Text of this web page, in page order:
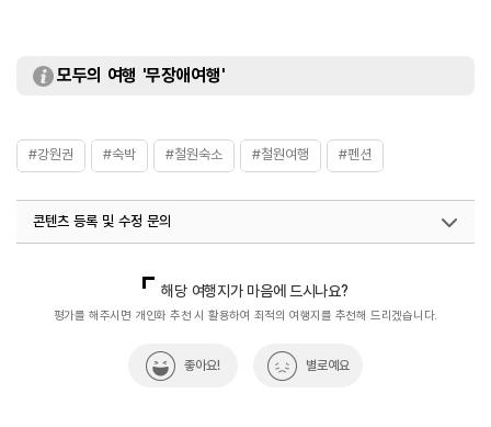
모두의 여행 '무장애여행'
#강원권 #숙박 #철원숙소 #철원여행 #펜션
콘텐츠 등록 및 수정 문의
해당 여행지가 마음에 드시나요?
평가를 해주시면 개인화 추천 시 활용하여 최적의 여행지를 추천해 드리겠습니다.
좋아요! 별로예요